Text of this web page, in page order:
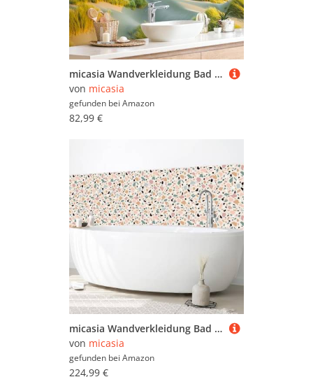
micasia Wandverkleidung Bad selbstklebend wasserfest Strand fugenlos Wandpaneel - made in Germany - Gräser Hartfolie matt grün Badrückwand Maritim statt Fliesen 1037 (190x55cm)
von micasia
gefunden bei Amazon
82,99 €
micasia Wandverkleidung Bad selbstklebend wasserfest Muster fugenlos Wandpaneel - made in Germany - Design Hartfolie matt rosa Badrückwand Steinoptik Abstrakt statt Fliesen 1430-P (400x60cm)
von micasia
gefunden bei Amazon
224,99 €